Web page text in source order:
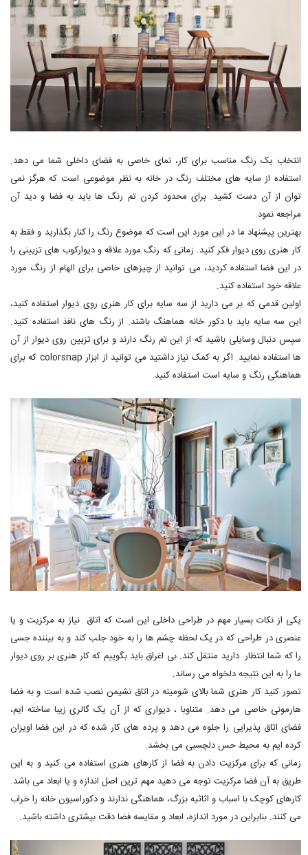
انتخاب یک رنگ مناسب برای کار، نمای خاصی به فضای داخلی شما می دهد.
استفاده از سایه های مختلف رنگ در خانه به نظر موضوعی است که هرگز نمی
توان از آن دست کشید. برای محدود کردن تم رنگ ها باید به فضا و دید آن
مراجعه نمود.
بهترین پیشنهاد ما در این مورد این است که موضوع رنگ را کنار بگذارید و فقط به
کار هنری روی دیوار فکر کنید. زمانی که رنگ مورد علاقه و دیوارکوب های تزیینی را
در این فضا استفاده کردید، می توانید از چیزهای خاصی برای الهام از رنگ مورد
علاقه خود استفاده کنید.
اولین قدمی که بر می دارید از سه سایه برای کار هنری روی دیوار استفاده کنید،
این سه سایه باید با دکور خانه هماهنگ باشند. از رنگ های نافذ استفاده کنید.
سپس دنبال وسایلی باشید که از این تم رنگ دارند و برای تزیین روی دیوار از آن
ها استفاده نمایید. اگر به کمک نیاز داشتید می توانید از ابزار colorsnap که برای
هماهنگی رنگ و سایه است استفاده کنید.
یکی از نکات بسیار مهم در طراحی داخلی این است که اتاق نیاز به مرکزیت و یا
عنصری در طراحی که در یک لحظه چشم ها را به خود جلب کند و به بیننده جسی
را که شما انتظار دارید منتقل کند. بی اغراق باید بگوییم که کار هنری بر روی دیوار
ما را به این نتیجه دلخواه می رساند.
تصور کنید کار هنری شما بالای شومینه در اتاق نشیمن نصب شده است و به فضا
هارمونی خاصی می دهد. متناوبا ، دیواری که از آن یک گالری زیبا ساخته ایم،
فضای اتاق پذیرایی را جلوه می دهد و پرده های کار شده که در این فضا اویزان
کرده ایم به محیط حس دلچسبی می بخشد.
زمانی که برای مرکزیت دادن به فضا از کارهای هنری استفاده می کنید و به این
طریق به آن فضا مرکزیت توجه می دهید مهم ترین اصل اندازه و یا ابعاد می باشد.
کارهای کوچک با اسباب و اثاثیه بزرگ، هماهنگی ندارند و دکوراسیون خانه را خراب
می کنند. بنابراین در مورد اندازه، ابعاد و مقایسه فضا دقت بیشتری داشته باشید.